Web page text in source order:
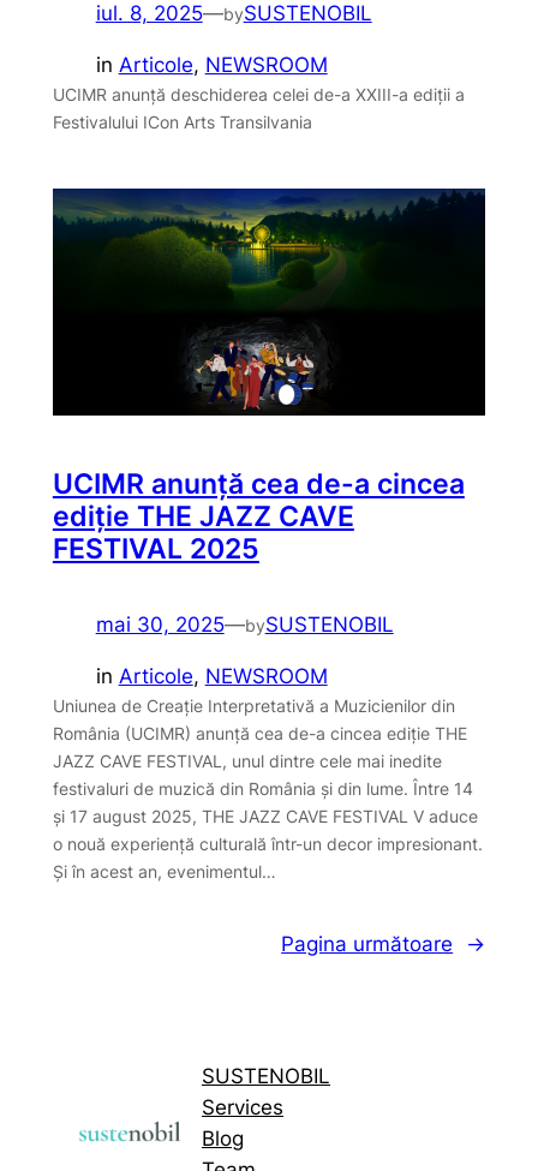
iul. 8, 2025—bySUSTENOBIL
in Articole, NEWSROOM
UCIMR anunță deschiderea celei de-a XXIII-a ediții a
Festivalului ICon Arts Transilvania
UCIMR anunță cea de-a cincea
ediție THE JAZZ CAVE
FESTIVAL 2025
mai 30, 2025—bySUSTENOBIL
in Articole, NEWSROOM
Uniunea de Creație Interpretativă a Muzicienilor din
România (UCIMR) anunță cea de-a cincea ediție THE
JAZZ CAVE FESTIVAL, unul dintre cele mai inedite
festivaluri de muzică din România și din lume. Între 14
și 17 august 2025, THE JAZZ CAVE FESTIVAL V aduce
o nouă experiență culturală într-un decor impresionant.
Și în acest an, evenimentul…
Pagina următoare →
SUSTENOBIL
Services
Blog